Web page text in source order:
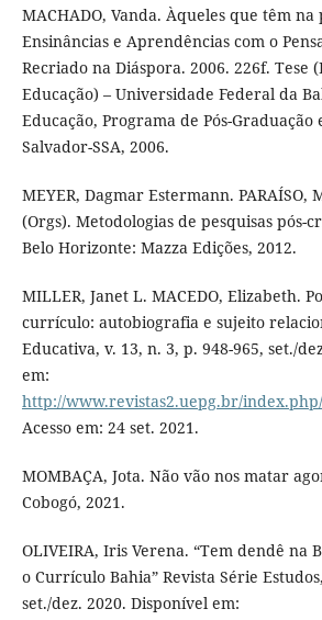
MACHADO, Vanda. Àqueles que têm
Ensinâncias e Aprendências com o
Recriado na Diáspora. 2006. 226f. Tese
Educação) – Universidade Federal da
Educação, Programa de Pós-Graduação
Salvador-SSA, 2006.
MEYER, Dagmar Estermann. PARAÍSO,
(Orgs). Metodologias de pesquisas pós-
Belo Horizonte: Mazza Edições, 2012.
MILLER, Janet L. MACEDO, Elizabeth.
currículo: autobiografia e sujeito
Educativa, v. 13, n. 3, p. 948-965, set./
em:
http://www.revistas2.uepg.br/
Acesso em: 24 set. 2021.
MOMBAÇA, Jota. Não vão nos matar
Cobogó, 2021.
OLIVEIRA, Iris Verena. “Tem dendê na
o Currículo Bahia” Revista Série
set./dez. 2020. Disponível em: